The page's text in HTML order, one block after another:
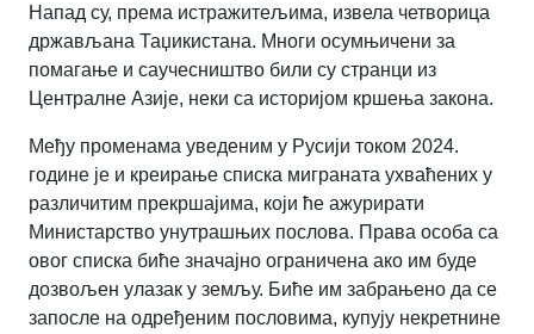
Напад су, према истражитељима, извела четворица
држављана Таџикистана. Многи осумњичени за
помагање и саучесништво били су странци из
Централне Азије, неки са историјом кршења закона.
Међу променама уведеним у Русији током 2024.
године је и креирање списка миграната ухваћених у
различитим прекршајима, који ће ажурирати
Министарство унутрашњих послова. Права особа са
овог списка биће значајно ограничена ако им буде
дозвољен улазак у земљу. Биће им забрањено да се
запосле на одређеним пословима, купују некретнине